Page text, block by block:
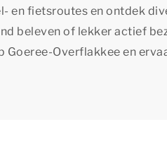
en fietsroutes en ontdek
beleven of lekker actief
Goeree-Overflakkee en